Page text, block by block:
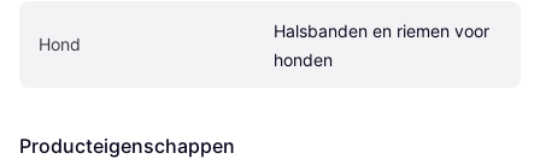
Hond
Halsbanden en riemen voor
honden
Producteigenschappen